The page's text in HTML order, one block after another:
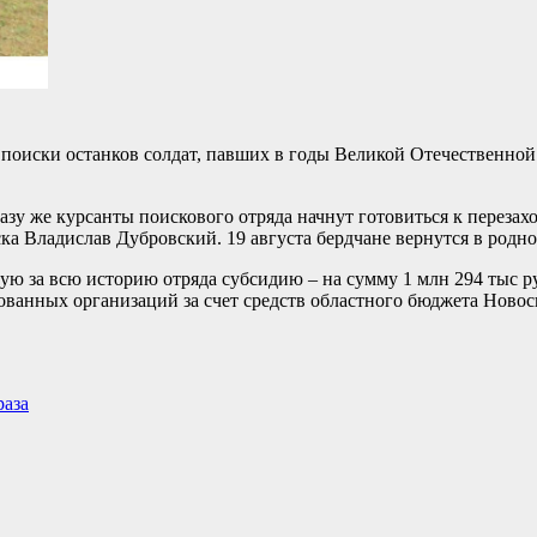
останков солдат, павших в годы Великой
же курсанты поискового отряда начнут готовиться к
Дубровский. 19 августа бердчане вернутся в
за всю историю отряда субсидию – на сумму 1 млн 294 тыс
организаций за счет средств областного бюджета